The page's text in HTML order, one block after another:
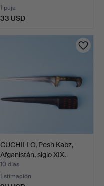
1 puja
33 USD
CUCHILLO, Pesh Kabz,
Afganistán, siglo XIX.
10 días
Estimación